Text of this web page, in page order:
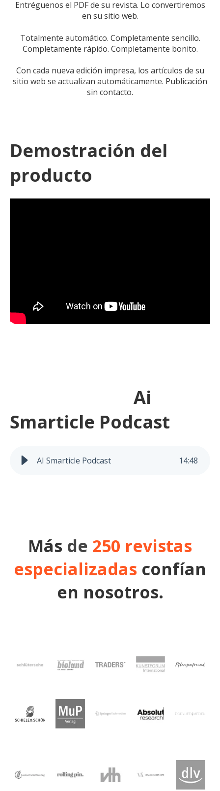
Entréguenos el PDF de su revista. Lo convertiremos
en su sitio web.
Totalmente automático. Completamente sencillo.
Completamente rápido. Completamente bonito.
Con cada nueva edición impresa, los artículos de su
sitio web se actualizan automáticamente. Publicación
sin contacto.
Demostración del
producto
Ai
Smarticle Podcast
AI Smarticle Podcast 14:48
Más de 250 revistas
especializadas confían
en nosotros.